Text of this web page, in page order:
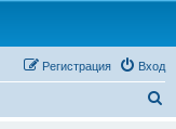
Вход
Регистрация